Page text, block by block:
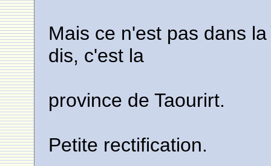
Mais ce n'est pas dans
dis, c'est la
province de Taourirt.
Petite rectification.